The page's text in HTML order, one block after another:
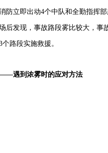
防立即出动4个中队和全勤指挥部
后发现，事故路段雾比较大，事
路段实施救援。
遇到浓雾时的应对方法